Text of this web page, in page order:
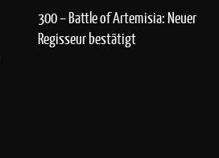
300 – Battle of Artemisia: Neuer
Regisseur bestätigt